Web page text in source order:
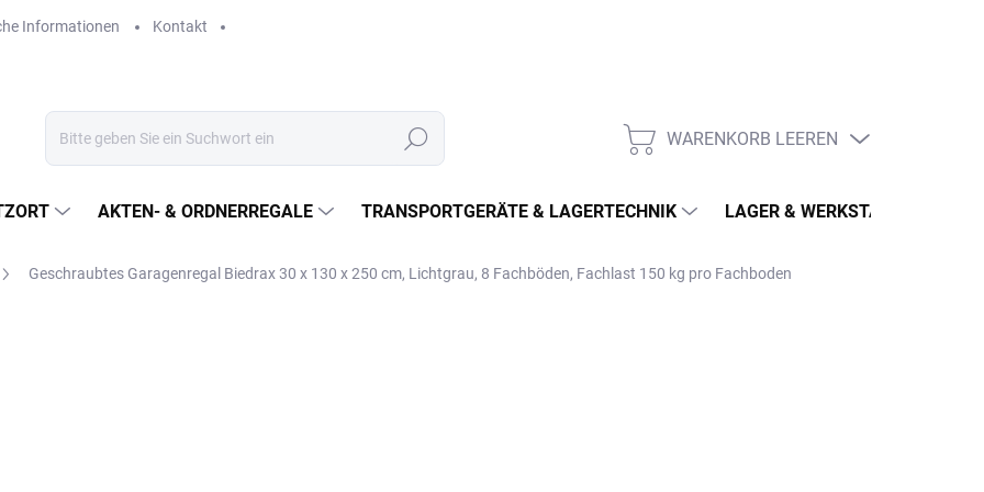
Informationen Kontakt
Suchen WARENKORB
WARENKORB LEEREN
AKTEN- & ORDNERREGALE TRANSPORTGERÄTE & LAGERTECHNIK LAGER & WERKSTATT
Geschraubtes Garagenregal Biedrax 30 x 130 x 250 cm, Lichtgrau, 8 Fachböden, Fachlast 150 kg pro Fachboden